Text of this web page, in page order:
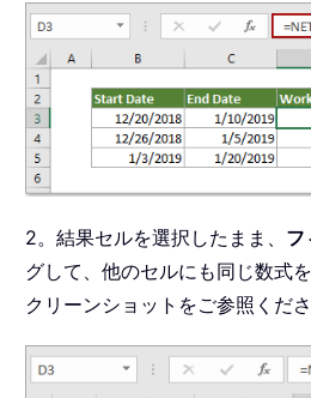
2。結果セルを選択したまま、 フ
グして、他のセルにも同じ数式
クリーンショットをご参照くださ